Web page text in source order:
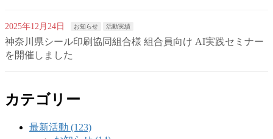
2025年12月24日 お知らせ 活動実績
神奈川県シール印刷協同組合様 組合員向け AI実践セミナー
を開催しました
カテゴリー
最新活動 (123)